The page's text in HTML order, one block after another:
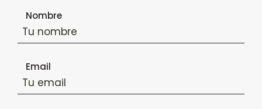
Formulario de suscripción al boletín
Nombre
Email